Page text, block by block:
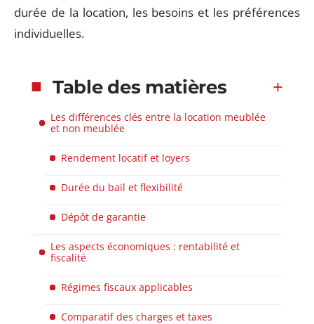
durée de la location, les besoins et les préférences
individuelles.
Table des matières
Les différences clés entre la location meublée
et non meublée
Rendement locatif et loyers
Durée du bail et flexibilité
Dépôt de garantie
Les aspects économiques : rentabilité et
fiscalité
Régimes fiscaux applicables
Comparatif des charges et taxes